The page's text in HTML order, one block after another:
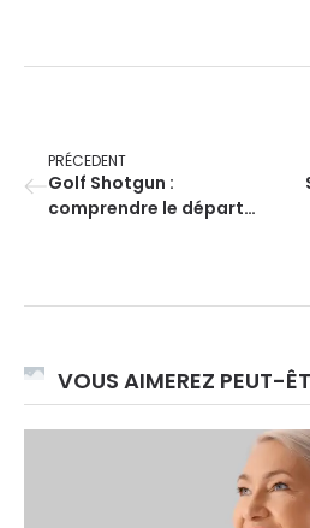
PRÉCEDENT
Golf Shotgun :
comprendre le départ
VOUS AIMEREZ PEUT-